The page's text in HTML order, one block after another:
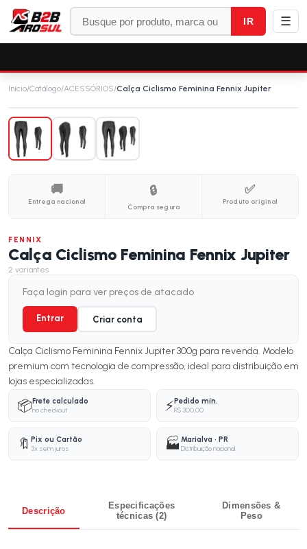
IR ☰
Início/Catálogo/ACESSÓRIOS/Calça Ciclismo Feminina Fennix Jupiter
🚚
Entrega nacional
🔒
Compra segura
✅
Produto original
FENNIX
Calça Ciclismo Feminina Fennix Jupiter
2 variantes
Faça login para ver preços de atacado
Entrar Criar conta
Calça Ciclismo Feminina Fennix Jupiter 300g para revenda. Modelo
premium com tecnologia de compressão, ideal para distribuição em
lojas especializadas.
📦Frete calculado
no checkout
⚡Pedido mín.
R$ 300,00
🔖 Pix ou Cartão
3x sem juros
🏭 Marialva · PR
Distribuição nacional
Descrição
Especificações
técnicas (2)
Dimensões &
Peso